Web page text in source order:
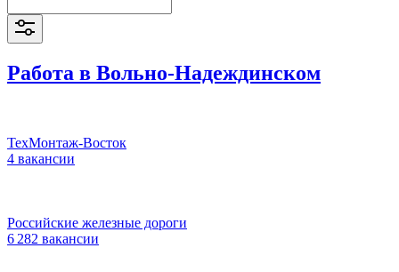
Работа в Вольно-Надеждинском
ТехМонтаж-Восток
4 вакансии
Российские железные дороги
6 282 вакансии